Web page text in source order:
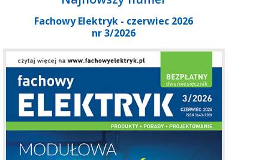
Fachowy Elektryk - czerwiec 2026
nr 3/2026